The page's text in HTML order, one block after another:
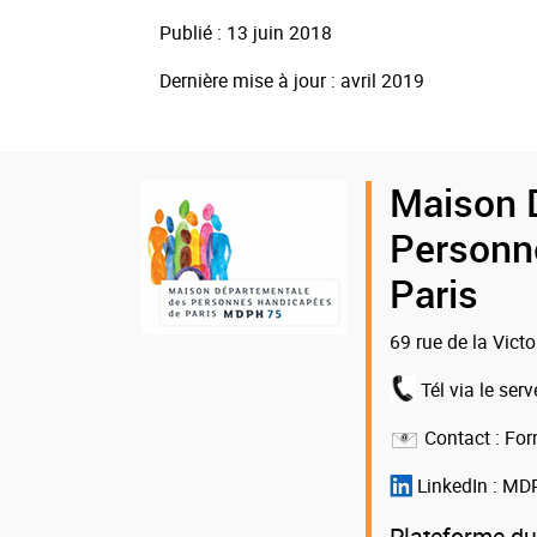
Publié : 13 juin 2018
Dernière mise à jour : avril 2019
Logo
de
la
Maison
Paris
69 rue de la
Tél via le
Contact :
LinkedIn :